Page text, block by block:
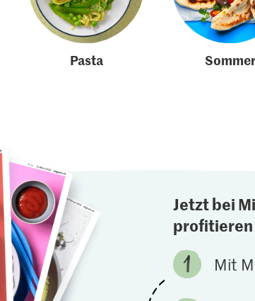
Pasta Sommer
Jetzt bei
profitieren
Mit